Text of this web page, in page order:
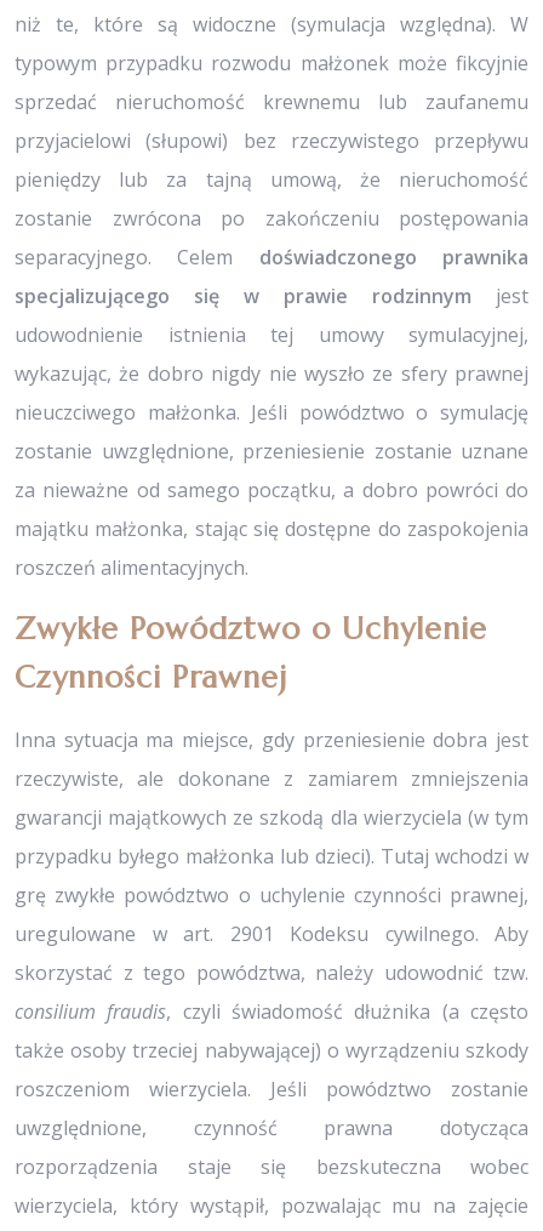
niż te, które są widoczne (symulacja względna). W
typowym przypadku rozwodu małżonek może fikcyjnie
sprzedać nieruchomość krewnemu lub zaufanemu
przyjacielowi (słupowi) bez rzeczywistego przepływu
pieniędzy lub za tajną umową, że nieruchomość
zostanie zwrócona po zakończeniu postępowania
separacyjnego. Celem doświadczonego prawnika
specjalizującego się w prawie rodzinnym jest
udowodnienie istnienia tej umowy symulacyjnej,
wykazując, że dobro nigdy nie wyszło ze sfery prawnej
nieuczciwego małżonka. Jeśli powództwo o symulację
zostanie uwzględnione, przeniesienie zostanie uznane
za nieważne od samego początku, a dobro powróci do
majątku małżonka, stając się dostępne do zaspokojenia
roszczeń alimentacyjnych.
Zwykłe Powództwo o Uchylenie
Czynności Prawnej
Inna sytuacja ma miejsce, gdy przeniesienie dobra jest
rzeczywiste, ale dokonane z zamiarem zmniejszenia
gwarancji majątkowych ze szkodą dla wierzyciela (w tym
przypadku byłego małżonka lub dzieci). Tutaj wchodzi w
grę zwykłe powództwo o uchylenie czynności prawnej,
uregulowane w art. 2901 Kodeksu cywilnego. Aby
skorzystać z tego powództwa, należy udowodnić tzw.
consilium fraudis, czyli świadomość dłużnika (a często
także osoby trzeciej nabywającej) o wyrządzeniu szkody
roszczeniom wierzyciela. Jeśli powództwo zostanie
uwzględnione, czynność prawna dotycząca
rozporządzenia staje się bezskuteczna wobec
wierzyciela, który wystąpił, pozwalając mu na zajęcie